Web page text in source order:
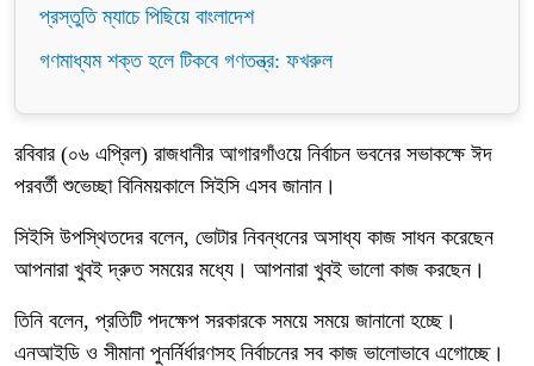
প্রস্তুতি ম্যাচে পিছিয়ে বাংলাদেশ
গণমাধ্যম শক্ত হলে টিকবে গণতন্ত্র: ফখরুল
রবিবার (০৬ এপ্রিল) রাজধানীর আগারগাঁওয়ে নির্বাচন ভবনের সভাকক্ষে ঈদ
পরবর্তী শুভেচ্ছা বিনিময়কালে সিইসি এসব জানান।
সিইসি উপস্থিতদের বলেন, ভোটার নিবন্ধনের অসাধ্য কাজ সাধন করেছেন
আপনারা খুবই দ্রুত সময়ের মধ্যে। আপনারা খুবই ভালো কাজ করছেন।
তিনি বলেন, প্রতিটি পদক্ষেপ সরকারকে সময়ে সময়ে জানানো হচ্ছে।
এনআইডি ও সীমানা পুনর্নির্ধারণসহ নির্বাচনের সব কাজ ভালোভাবে এগোচ্ছে।